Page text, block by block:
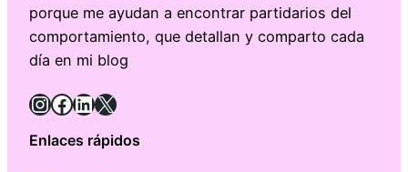
porque me ayudan a encontrar partidarios del
comportamiento, que detallan y comparto cada
día en mi blog
InstagramFacebook LinkedIn X
Enlaces rápidos